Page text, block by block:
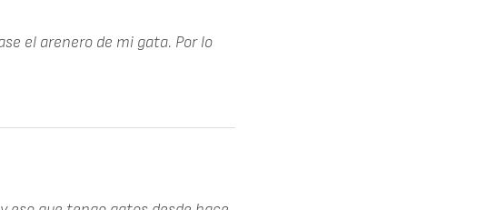
el arenero de mi gata. Por lo